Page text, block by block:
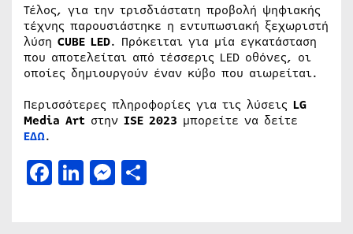
Τέλος, για την τρισδιάστατη προβολή ψηφιακής
τέχνης παρουσιάστηκε η εντυπωσιακή ξεχωριστή
λύση CUBE LED. Πρόκειται για μία εγκατάσταση
που αποτελείται από τέσσερις LED οθόνες, οι
οποίες δημιουργούν έναν κύβο που αιωρείται.
Περισσότερες πληροφορίες για τις λύσεις LG
Media Art στην ISE 2023 μπορείτε να δείτε
ΕΔΩ.
Facebook
LinkedIn
Messenger